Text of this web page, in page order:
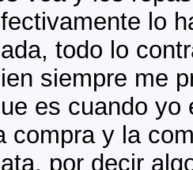
lo
todo lo
siempre me
es cuando yo
compra y la
por decir